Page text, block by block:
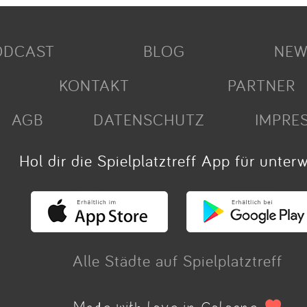
BLOG
KONTAKT
PARTNER
AGB
DATENSCHUTZ
Hol dir die Spielplatztreff App für
Alle Städte auf Spielplatztreff